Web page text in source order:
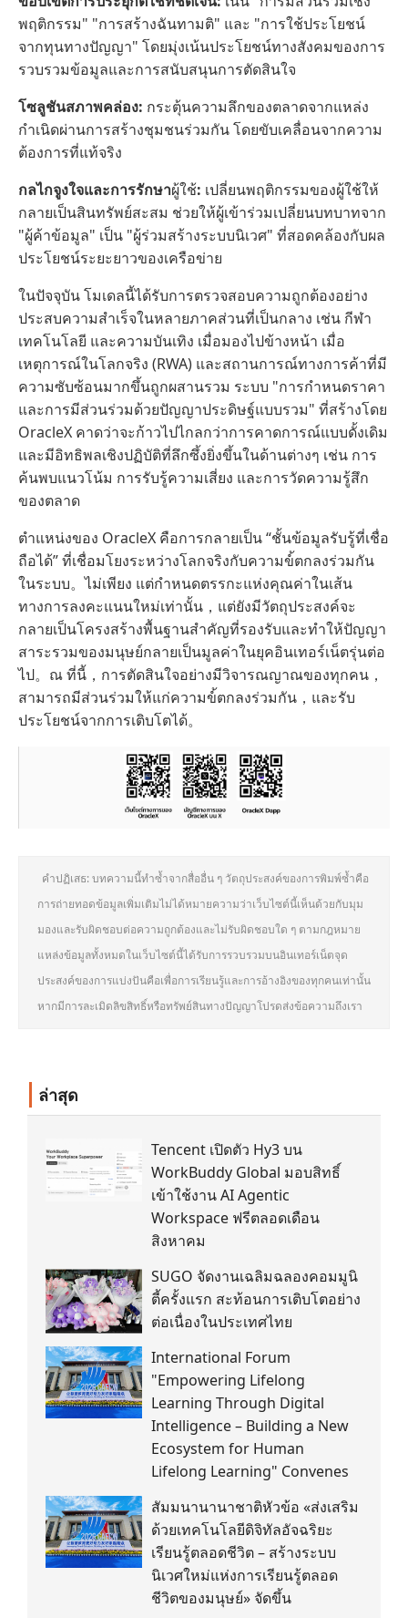
พฤติกรรม" "การสร้างฉันทามติ" และ "การใช้ประโยชน์
จากทุนทางปัญญา" โดยมุ่งเน้นประโยชน์ทางสังคมของการ
รวบรวมข้อมูลและการสนับสนุนการตัดสินใจ
โซลูชันสภาพคล่อง: กระตุ้นความลึกของตลาดจากแหล่ง
กำเนิดผ่านการสร้างชุมชนร่วมกัน โดยขับเคลื่อนจากความ
ต้องการที่แท้จริง
กลไกจูงใจและการรักษาผู้ใช้: เปลี่ยนพฤติกรรมของผู้ใช้ให้
กลายเป็นสินทรัพย์สะสม ช่วยให้ผู้เข้าร่วมเปลี่ยนบทบาทจาก
"ผู้ค้าข้อมูล" เป็น "ผู้ร่วมสร้างระบบนิเวศ" ที่สอดคล้องกับผล
ประโยชน์ระยะยาวของเครือข่าย
ในปัจจุบัน โมเดลนี้ได้รับการตรวจสอบความถูกต้องอย่าง
ประสบความสำเร็จในหลายภาคส่วนที่เป็นกลาง เช่น กีฬา
เทคโนโลยี และความบันเทิง เมื่อมองไปข้างหน้า เมื่อ
เหตุการณ์ในโลกจริง (RWA) และสถานการณ์ทางการค้าที่มี
ความซับซ้อนมากขึ้นถูกผสานรวม ระบบ "การกำหนดราคา
และการมีส่วนร่วมด้วยปัญญาประดิษฐ์แบบรวม" ที่สร้างโดย
OracleX คาดว่าจะก้าวไปไกลกว่าการคาดการณ์แบบดั้งเดิม
และมีอิทธิพลเชิงปฏิบัติที่ลึกซึ้งยิ่งขึ้นในด้านต่างๆ เช่น การ
ค้นพบแนวโน้ม การรับรู้ความเสี่ยง และการวัดความรู้สึก
ของตลาด
ตำแหน่งของ OracleX คือการกลายเป็น “ชั้นข้อมูลรับรู้ที่เชื่อ
ถือได้” ที่เชื่อมโยงระหว่างโลกจริงกับความขໍ้ตกลงร่วมกัน
ในระบบ。ไม่เพียง แต่กำหนดตรรกะแห่งคุณค่าในเส้น
ทางการลงคะแนนใหม่เท่านั้น，แต่ยังมีวัตถุประสงค์จะ
กลายเป็นโครงสร้างพื้นฐานสำคัญที่รองรับและทำให้ปัญญา
สาระรวมของมนุษย์กลายเป็นมูลค่าในยุคอินเทอร์เน็ตรุ่นต่อ
ไป。ณ ที่นี้，การตัดสินใจอย่างมีวิจารณญาณของทุกคน，
สามารถมีส่วนร่วมให้แก่ความขໍ้ตกลงร่วมกัน，และรับ
ประโยชน์จากการเติบโตได้。
คำปฏิเสธ: บทความนี้ทำซ้ำจากสื่ออื่น ๆ วัตถุประสงค์ของการพิมพ์ซ้ำคือ
การถ่ายทอดข้อมูลเพิ่มเติมไม่ได้หมายความว่าเว็บไซต์นี้เห็นด้วยกับมุม
มองและรับผิดชอบต่อความถูกต้องและไม่รับผิดชอบใด ๆ ตามกฎหมาย
แหล่งข้อมูลทั้งหมดในเว็บไซต์นี้ได้รับการรวบรวมบนอินเทอร์เน็ตจุด
ประสงค์ของการแบ่งปันคือเพื่อการเรียนรู้และการอ้างอิงของทุกคนเท่านั้น
หากมีการละเมิดลิขสิทธิ์หรือทรัพย์สินทางปัญญาโปรดส่งข้อความถึงเรา
ล่าสุด
Tencent เปิดตัว Hy3 บน
WorkBuddy Global มอบสิทธิ์
เข้าใช้งาน AI Agentic
Workspace ฟรีตลอดเดือน
สิงหาคม
SUGO จัดงานเฉลิมฉลองคอมมูนิ
ตี้ครั้งแรก สะท้อนการเติบโตอย่าง
ต่อเนื่องในประเทศไทย
International Forum
"Empowering Lifelong
Learning Through Digital
Intelligence – Building a New
Ecosystem for Human
Lifelong Learning" Convenes
สัมมนานานาชาติหัวข้อ «ส่งเสริม
ด้วยเทคโนโลยีดิจิทัลอัจฉริยะ
เรียนรู้ตลอดชีวิต – สร้างระบบ
นิเวศใหม่แห่งการเรียนรู้ตลอด
ชีวิตของมนุษย์» จัดขึ้น